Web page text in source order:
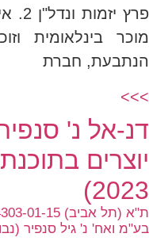
פרץ
מוכר בינלאומית
הנתבעת, חברת
>>>
דנ-אל נ'
יוצרים
2023)
בע"מ ואח' נ' גיל סנפיר (נבו,